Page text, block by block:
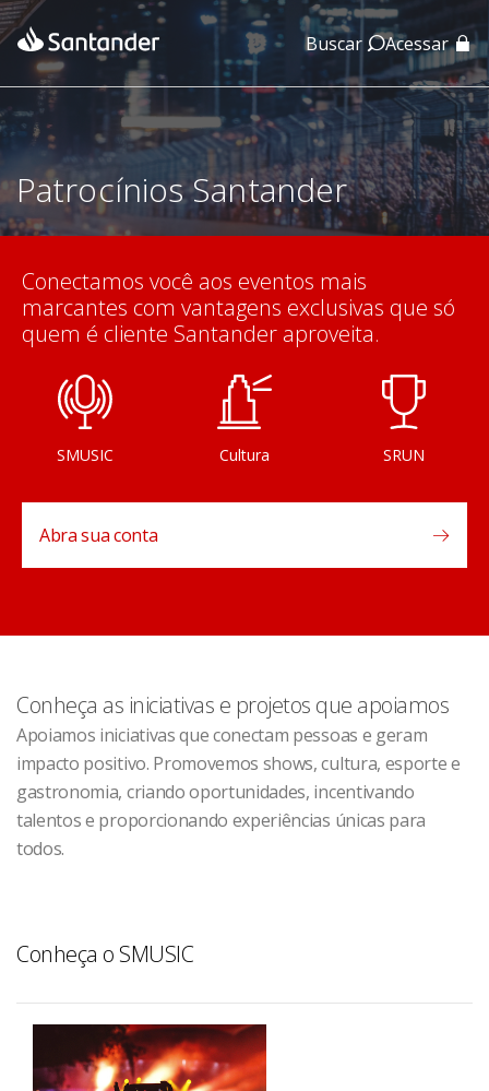
App Santander
App Santander Empresas
Buscar Acessar
Patrocínios Santander
Conectamos você aos eventos mais
marcantes com vantagens exclusivas que só
quem é cliente Santander aproveita.
SMUSIC Cultura SRUN
Abra sua conta
Conheça as iniciativas e projetos que apoiamos
Apoiamos iniciativas que conectam pessoas e geram
impacto positivo. Promovemos shows, cultura, esporte e
gastronomia, criando oportunidades, incentivando
talentos e proporcionando experiências únicas para
todos.
Conheça o SMUSIC